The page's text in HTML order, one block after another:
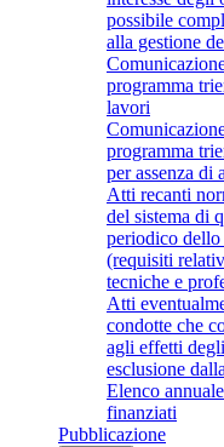
possibile
alla gestione
programma
lavori
programma
per assenza di
Atti recanti
del sistema di
periodico dello
(requisiti
tecniche e
Atti
condotte che
agli effetti
esclusione
Elenco
finanziati
Pubblicazione